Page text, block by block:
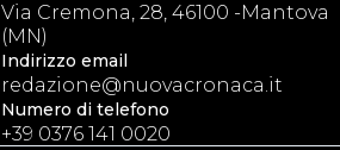
Via Cremona, 28, 46100 -Mantova
(MN)
Indirizzo email
redazione@nuovacronaca.it
Numero di telefono
+39 0376 141 0020